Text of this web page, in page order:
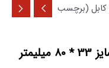
کابل (برچسب